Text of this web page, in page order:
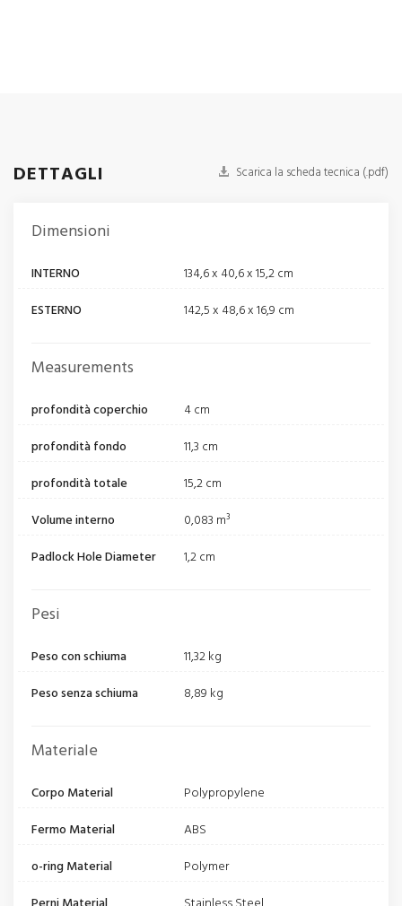
DETTAGLI Scarica la scheda tecnica (.pdf)
Dimensioni
INTERNO
134,6 x 40,6 x 15,2 cm
ESTERNO
142,5 x 48,6 x 16,9 cm
Measurements
profondità coperchio
4 cm
profondità fondo
11,3 cm
profondità totale
15,2 cm
Volume interno
0,083 m³
Padlock Hole Diameter
1,2 cm
Pesi
Peso con schiuma
11,32 kg
Peso senza schiuma
8,89 kg
Materiale
Corpo Material
Polypropylene
Fermo Material
ABS
o-ring Material
Polymer